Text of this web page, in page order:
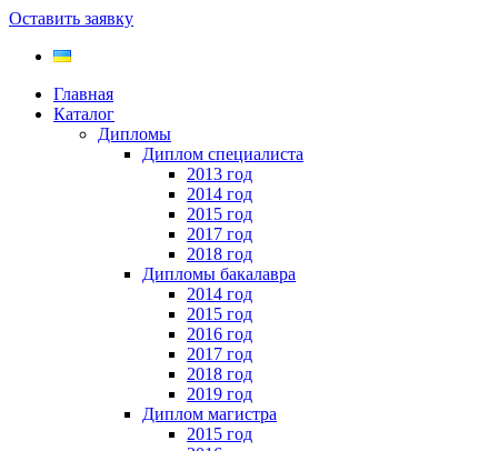
Оставить заявку
Главная
Каталог
Дипломы
Диплом специалиста
2013 год
2014 год
2015 год
2017 год
2018 год
Дипломы бакалавра
2014 год
2015 год
2016 год
2017 год
2018 год
2019 год
Диплом магистра
2015 год